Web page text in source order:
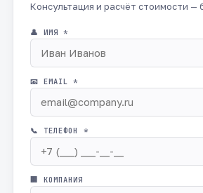
Консультация и расчёт стоимости —
👤 ИМЯ *
📧 EMAIL *
📞 ТЕЛЕФОН *
🏢 КОМПАНИЯ